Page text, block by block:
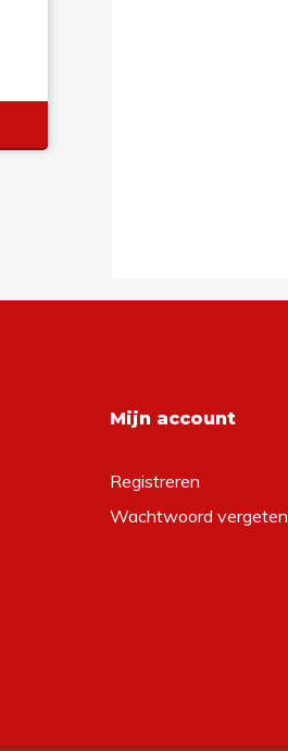
Mijn account
Registreren
Wachtwoord vergeten